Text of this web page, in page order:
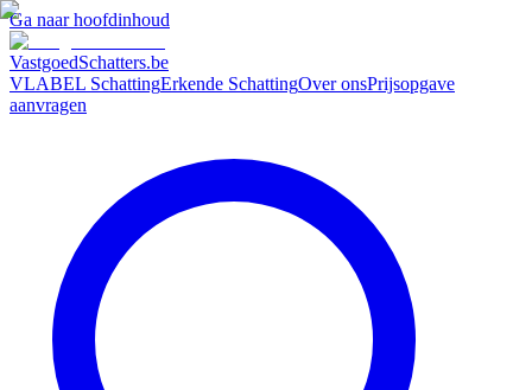
Ga naar hoofdinhoud
VastgoedSchatters.be
VLABEL SchattingErkende SchattingOver onsPrijsopgave
aanvragen